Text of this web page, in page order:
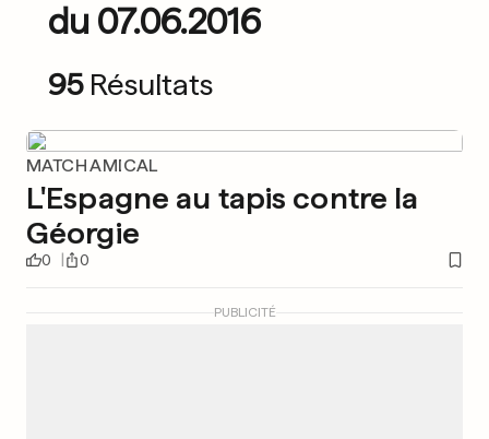
du 07.06.2016
95 Résultats
MATCH AMICAL
L'Espagne au tapis contre la
Géorgie
0 0
PUBLICITÉ